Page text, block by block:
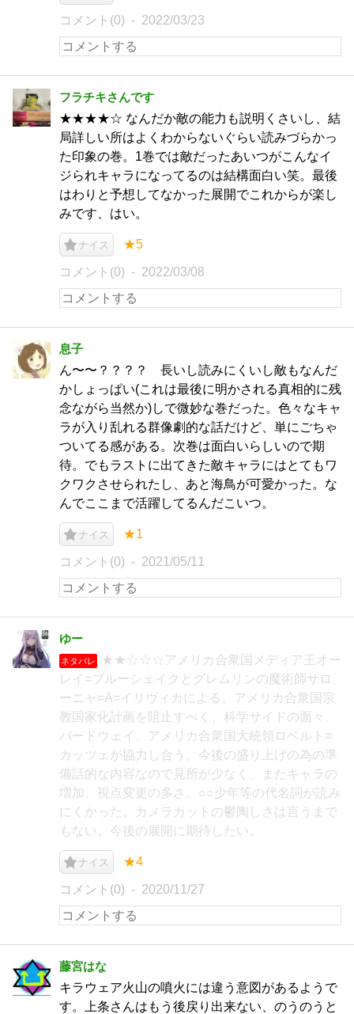
コメント(0) 2022/03/23
フラチキさんです
★★★★☆ なんだか敵の能力も説明くさいし、結
局詳しい所はよくわからないぐらい読みづらかっ
た印象の巻。1巻では敵だったあいつがこんなイ
ジられキャラになってるのは結構面白い笑。最後
はわりと予想してなかった展開でこれからが楽し
みです、はい。
ナイス ★5
コメント(0) 2022/03/08
息子
ん〜〜？？？？ 長いし読みにくいし敵もなんだ
かしょっぱい(これは最後に明かされる真相的に残
念ながら当然か)しで微妙な巻だった。色々なキャ
ラが入り乱れる群像劇的な話だけど、単にごちゃ
ついてる感がある。次巻は面白いらしいので期
待。でもラストに出てきた敵キャラにはとてもワ
クワクさせられたし、あと海鳥が可愛かった。な
んでここまで活躍してるんだこいつ。
ナイス ★1
コメント(0) 2021/05/11
ゆー
ネタバレ
★★☆☆☆アメリカ合衆国メディア王オー
レイ=ブルーシェイクとグレムリンの魔術師サロ
ーニャ=A=イリヴィカによる、アメリカ合衆国宗
教国家化計画を阻止すべく、科学サイドの面々、
バードウェイ、アメリカ合衆国大統領ロベルト=
カッツェが協力し合う。今後の盛り上げの為の準
備話的な内容なので見所が少なく、またキャラの
増加、視点変更の多さ、○○少年等の代名詞が読み
にくかった。カメラカットの鬱陶しさは言うまで
もない。今後の展開に期待したい。
ナイス ★4
コメント(0) 2020/11/27
藤宮はな
キラウェア火山の噴火には違う意図があるようで
す。上条さんはもう後戻り出来ない、のうのうと